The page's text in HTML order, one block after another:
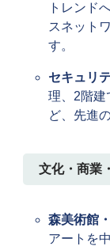
トレンド
スネット
す。
セキュリ
理、2階建
ど、先進
文化・商業
森美術館
アートを